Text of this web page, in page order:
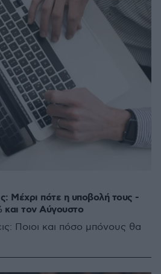
Μέχρι πότε η υποβολή τους -
τον Αύγουστο
Ποιοι και πόσο μπόνους θα